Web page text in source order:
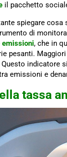
il pacchetto
spiegare cosa
di
emissioni, che in
pesanti.
indicatore
emissioni e
tassa